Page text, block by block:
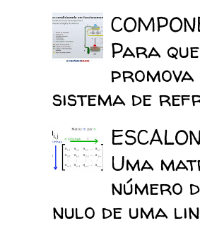
Para
sistema de
Uma
número
nulo de uma